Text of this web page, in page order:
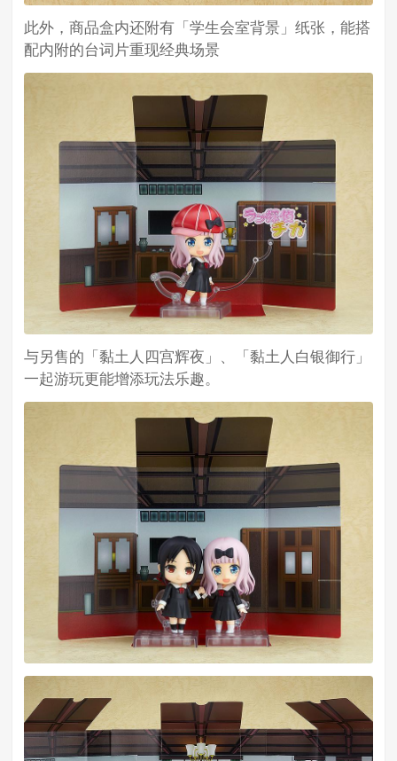
此外，商品盒内还附有「学生会室背景」纸张，能搭
配内附的台词片重现经典场景
与另售的「黏土人四宫辉夜」、「黏土人白银御行」
一起游玩更能增添玩法乐趣。